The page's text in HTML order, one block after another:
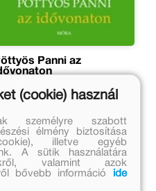
Panni az
Mária
ár:
Ft
ár:
042 Ft
(cookie) használ
személyre szabott
élmény biztosítása
illetve egyéb
A sütik használatára
valamint azok
bővebb információ
ide